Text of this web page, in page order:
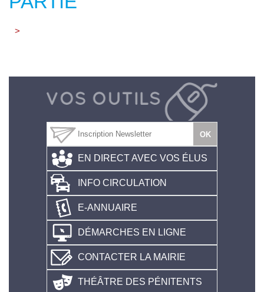
>
EN DIRECT AVEC VOS ÉLUS
INFO CIRCULATION
E-ANNUAIRE
DÉMARCHES EN LIGNE
CONTACTER LA MAIRIE
THÉÂTRE DES PÉNITENTS